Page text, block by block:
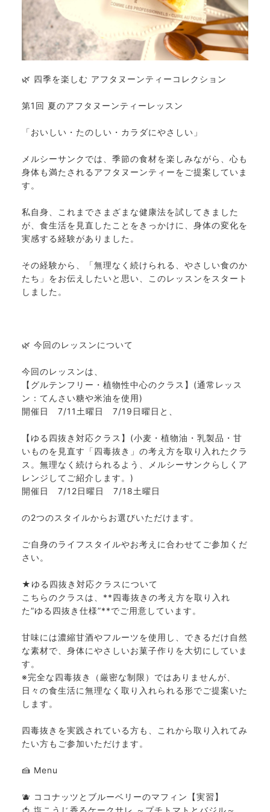
🌿 四季を楽しむ アフタヌーンティーコレクション
第1回 夏のアフタヌーンティーレッスン
「おいしい・たのしい・カラダにやさしい」
メルシーサンクでは、季節の食材を楽しみながら、心も
身体も満たされるアフタヌーンティーをご提案していま
す。
私自身、これまでさまざまな健康法を試してきました
が、食生活を見直したことをきっかけに、身体の変化を
実感する経験がありました。
その経験から、「無理なく続けられる、やさしい食のか
たち」をお伝えしたいと思い、このレッスンをスタート
しました。
🌿 今回のレッスンについて
今回のレッスンは、
【グルテンフリー・植物性中心のクラス】(通常レッス
ン：てんさい糖や米油を使用)
開催日 7/11土曜日 7/19日曜日と、
【ゆる四抜き対応クラス】(小麦・植物油・乳製品・甘
いものを見直す「四毒抜き」の考え方を取り入れたクラ
ス。無理なく続けられるよう、メルシーサンクらしくア
レンジしてご紹介します。)
開催日 7/12日曜日 7/18土曜日
の2つのスタイルからお選びいただけます。
ご自身のライフスタイルやお考えに合わせてご参加くだ
さい。
★ゆる四抜き対応クラスについて
こちらのクラスは、**四毒抜きの考え方を取り入れ
た“ゆる四抜き仕様”**でご用意しています。
甘味には濃縮甘酒やフルーツを使用し、できるだけ自然
な素材で、身体にやさしいお菓子作りを大切にしていま
す。
※完全な四毒抜き（厳密な制限）ではありませんが、
日々の食生活に無理なく取り入れられる形でご提案いた
します。
四毒抜きを実践されている方も、これから取り入れてみ
たい方もご参加いただけます。
🍰 Menu
🫐 ココナッツとブルーベリーのマフィン【実習】
🍅 塩こうじ香るケークサレ ～プチトマトとバジル～